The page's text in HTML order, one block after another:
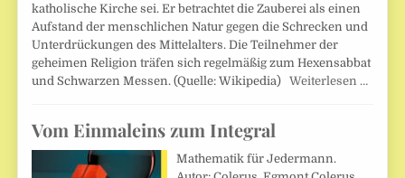
katholische Kirche sei. Er betrachtet die Zauberei als einen
Aufstand der menschlichen Natur gegen die Schrecken und
Unterdrückungen des Mittelalters. Die Teilnehmer der
geheimen Religion träfen sich regelmäßig zum Hexensabbat
und Schwarzen Messen. (Quelle: Wikipedia)Weiterlesen …
Vom Einmaleins zum Integral
Mathematik für Jedermann.